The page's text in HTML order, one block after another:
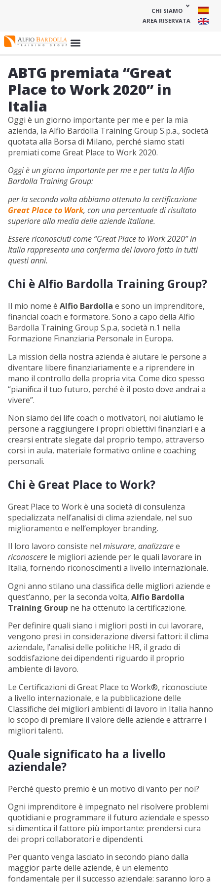
CHI SIAMO
AREA RISERVATA
ABTG premiata “Great
Place to Work 2020” in
Italia
Oggi è un giorno importante per me e per la mia
azienda, la Alfio Bardolla Training Group S.p.a., società
quotata alla Borsa di Milano, perché siamo stati
premiati come Great Place to Work 2020.
Oggi è un giorno importante per me e per tutta la Alfio
Bardolla Training Group:
per la seconda volta abbiamo ottenuto la certificazione
Great Place to Work, con una percentuale di risultato
superiore alla media delle aziende italiane.
Essere riconosciuti come “Great Place to Work 2020” in
Italia rappresenta una conferma del lavoro fatto in tutti
questi anni.
Chi è Alfio Bardolla Training Group?
Il mio nome è Alfio Bardolla e sono un imprenditore,
financial coach e formatore. Sono a capo della Alfio
Bardolla Training Group S.p.a, società n.1 nella
Formazione Finanziaria Personale in Europa.
La mission della nostra azienda è aiutare le persone a
diventare libere finanziariamente e a riprendere in
mano il controllo della propria vita. Come dico spesso
“pianifica il tuo futuro, perché è il posto dove andrai a
vivere”.
Non siamo dei life coach o motivatori, noi aiutiamo le
persone a raggiungere i propri obiettivi finanziari e a
crearsi entrate slegate dal proprio tempo, attraverso
corsi in aula, materiale formativo online e coaching
personali.
Chi è Great Place to Work?
Great Place to Work è una società di consulenza
specializzata nell’analisi di clima aziendale, nel suo
miglioramento e nell’employer branding.
Il loro lavoro consiste nel misurare, analizzaree
riconoscere le migliori aziende per le quali lavorare in
Italia, fornendo riconoscimenti a livello internazionale.
Ogni anno stilano una classifica delle migliori aziende e
quest’anno, per la seconda volta, Alfio Bardolla
Training Group ne ha ottenuto la certificazione.
Per definire quali siano i migliori posti in cui lavorare,
vengono presi in considerazione diversi fattori: il clima
aziendale, l’analisi delle politiche HR, il grado di
soddisfazione dei dipendenti riguardo il proprio
ambiente di lavoro.
Le Certificazioni di Great Place to Work®, riconosciute
a livello internazionale, e la pubblicazione delle
Classifiche dei migliori ambienti di lavoro in Italia hanno
lo scopo di premiare il valore delle aziende e attrarre i
migliori talenti.
Quale significato ha a livello
aziendale?
Perché questo premio è un motivo di vanto per noi?
Ogni imprenditore è impegnato nel risolvere problemi
quotidiani e programmare il futuro aziendale e spesso
si dimentica il fattore più importante: prendersi cura
dei propri collaboratori e dipendenti.
Per quanto venga lasciato in secondo piano dalla
maggior parte delle aziende, è un elemento
fondamentale per il successo aziendale: saranno loro a